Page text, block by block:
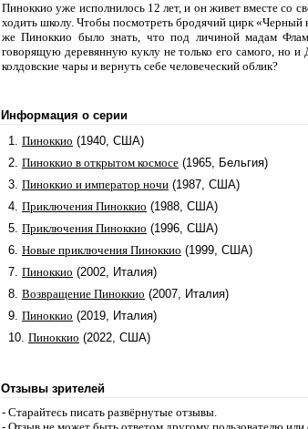
Пиноккио уже исполнилось 12 лет, и он живет вместе
ходить школу. Чтобы посмотреть бродячий цирк «Черный
же Пиноккио было знать, что под личиной мадам
говорящую деревянную куклу не только его самого, но
колдовские чары и вернуть себе человеческий облик?
Информация о серии
1. Пиноккио (1940, США)
2. Пиноккио в открытом космосе (1965, Бельгия)
3. Пиноккио и император ночи (1987, США)
4. Приключения Пиноккио (1988, США)
5. Приключения Пиноккио (1996, США)
6. Новые приключения Пиноккио (1999, США)
7. Пиноккио (2002, Италия)
8. Возвращение Пиноккио (2007, Италия)
9. Пиноккио (2019, Италия)
10. Пиноккио (2022, США)
Отзывы зрителей
- Старайтесь писать развёрнутые отзывы.